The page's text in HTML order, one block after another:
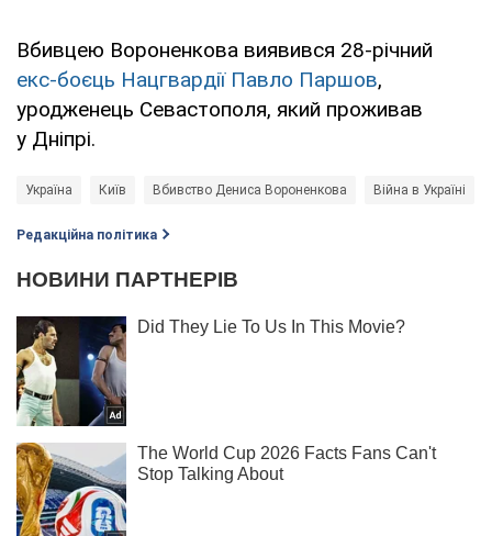
Вбивцею Вороненкова виявився 28-річний
екс-боєць Нацгвардії Павло Паршов,
уродженець Севастополя, який проживав
у Дніпрі.
Україна Київ Вбивство Дениса Вороненкова Війна в Україні
Редакційна політика